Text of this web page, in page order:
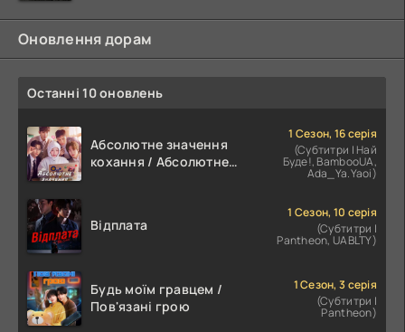
Оновлення дорам
Останні 10 оновлень
Абсолютне значення
кохання / Абсолютне
1 Сезон, 16 серія
(Субтитри | Най
Буде!, BambooUA,
Ada_Ya.Yaoi)
Відплата
1 Сезон, 10 серія
(Субтитри |
Pantheon, UABLTY)
Будь моїм гравцем /
Пов'язані грою
1 Сезон, 3 серія
(Субтитри |
Pantheon)